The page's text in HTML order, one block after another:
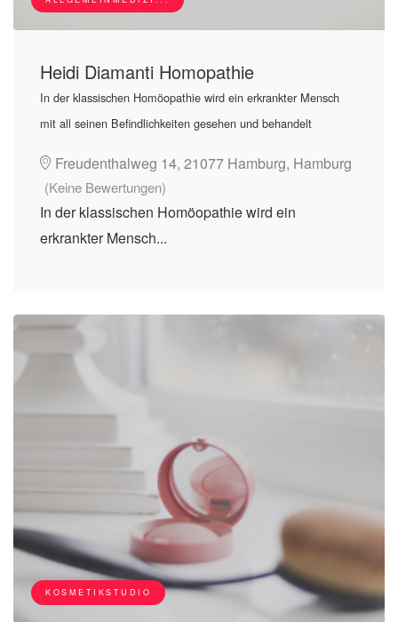
Heidi Diamanti Homopathie
In der klassischen Homöopathie wird ein erkrankter Mensch
mit all seinen Befindlichkeiten gesehen und behandelt
Freudenthalweg 14, 21077 Hamburg, Hamburg
(Keine Bewertungen)
In der klassischen Homöopathie wird ein
erkrankter Mensch...
KOSMETIKSTUDIO